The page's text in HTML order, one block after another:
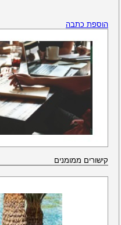
הוספת כתבה
קישורים ממומנים